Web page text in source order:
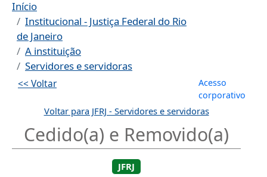
Início
Institucional - Justiça Federal do Rio
de Janeiro
A instituição
Servidores e servidoras
<< Voltar Menu de
Acesso
corporativo
Voltar para JFRJ - Servidores e servidoras
Cedido(a) e Removido(a)
JFRJ